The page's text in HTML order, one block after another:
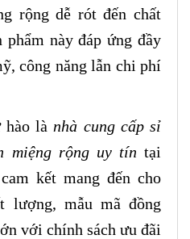
rộng dễ rót đến chất
phẩm này đáp ứng đầy
công năng lẫn chi phí
hào là nhà cung cấp sỉ
miệng rộng uy tín tại
kết mang đến cho
lượng, mẫu mã đồng
với chính sách ưu đãi